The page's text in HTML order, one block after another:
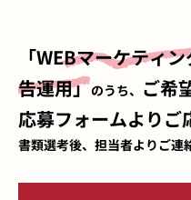
「WEBマーケティン
告運用」のうち、 ご希
応募フォームよりご
書類選考後、担当者よりご連